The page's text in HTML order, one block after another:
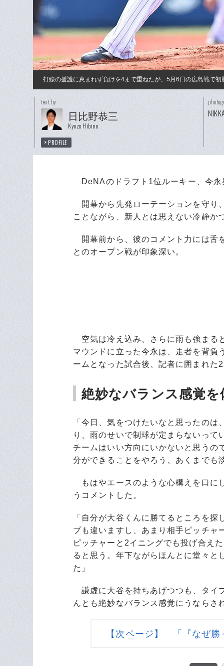
打線の援護に恵まれず負けを4まで重ねたが、5月6日の広島戦で
text by
日比野恭三
Kyozo Hibino
PROFILE
DeNAのドラフト1位ルーキー、今永
開幕から先発ローテーションを守り
ことながら、新人とは思えない冷静か
開幕前から、彼のコメント力には舌
とのオープン戦が印象深い。
空気は冷え込み、さらに雨も強まる
マウンドに立った今永は、走者を背負
ームとなった試合後、記者に囲まれた
絶妙なバランス感覚
「今日、気をつけたいなと思ったの
り、雨のせいで制球が定まらないっ
チームはいい方向にいかないと思うの
分ができることをやろう、あくまでも
もはやエースのような心構えを口に
うコメントした。
「自分が大谷くんに勝てるところを
プも違いますし、あまり相手ピッチャ
ピッチャーと2イニングでも投げ合え
ると思う。年下ながらほんとに堂々と
た」
謙虚に大谷を持ちあげつつも、タイ
んとも絶妙なバランス感覚にうならさ
【次ページ】 「『なぜ